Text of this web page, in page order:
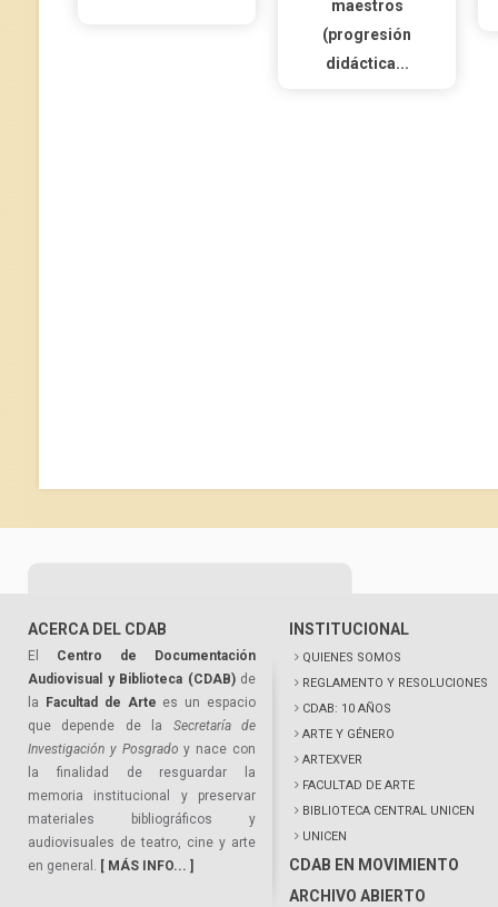
maestros
(progresión
didáctica...
ACERCA DEL CDAB
El Centro de Documentación
Audiovisual y Biblioteca (CDAB)de
la
Facultad de Arte es un espacio
que depende de la Secretaría de
Investigación y Posgrado y nace con
la finalidad de resguardar la
memoria institucional y preservar
materiales bibliográficos y
audiovisuales de teatro, cine y arte
en general. [ MÁS INFO... ]
INSTITUCIONAL
QUIENES SOMOS
REGLAMENTO Y RESOLUCIONES
CDAB: 10 AÑOS
ARTE Y GÉNERO
ARTEXVER
FACULTAD DE ARTE
BIBLIOTECA CENTRAL UNICEN
UNICEN
CDAB EN MOVIMIENTO
ARCHIVO ABIERTO